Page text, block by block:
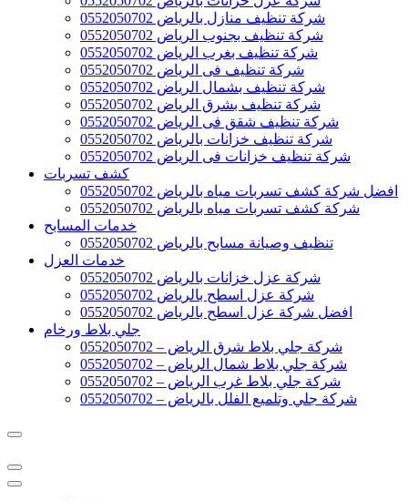
شركة تنظيف منازل بالرياض 0552050702
شركة تنظيف بجنوب الرياض 0552050702
شركة تنظيف بغرب الرياض 0552050702
شركة تنظيف فى الرياض 0552050702
شركة تنظيف بشمال الرياض 0552050702
شركة تنظيف بشرق الرياض 0552050702
شركة تنظيف شقق فى الرياض 0552050702
شركة تنظيف خزانات بالرياض 0552050702
شركة تنظيف خزانات فى الرياض 0552050702
كشف تسربات
افضل شركة كشف تسربات مياه بالرياض 0552050702
شركة كشف تسربات مياه بالرياض 0552050702
خدمات المسابح
تنظيف وصيانة مسابح بالرياض 0552050702
خدمات العزل
شركة عزل خزانات بالرياض 0552050702
شركة عزل اسطح بالرياض 0552050702
افضل شركة عزل اسطح بالرياض 0552050702
جلي بلاط ورخام
شركة جلي بلاط شرق الرياض – 0552050702
شركة جلي بلاط شمال الرياض – 0552050702
شركة جلي بلاط غرب الرياض – 0552050702
شركة جلي وتلميع الفلل بالرياض – 0552050702